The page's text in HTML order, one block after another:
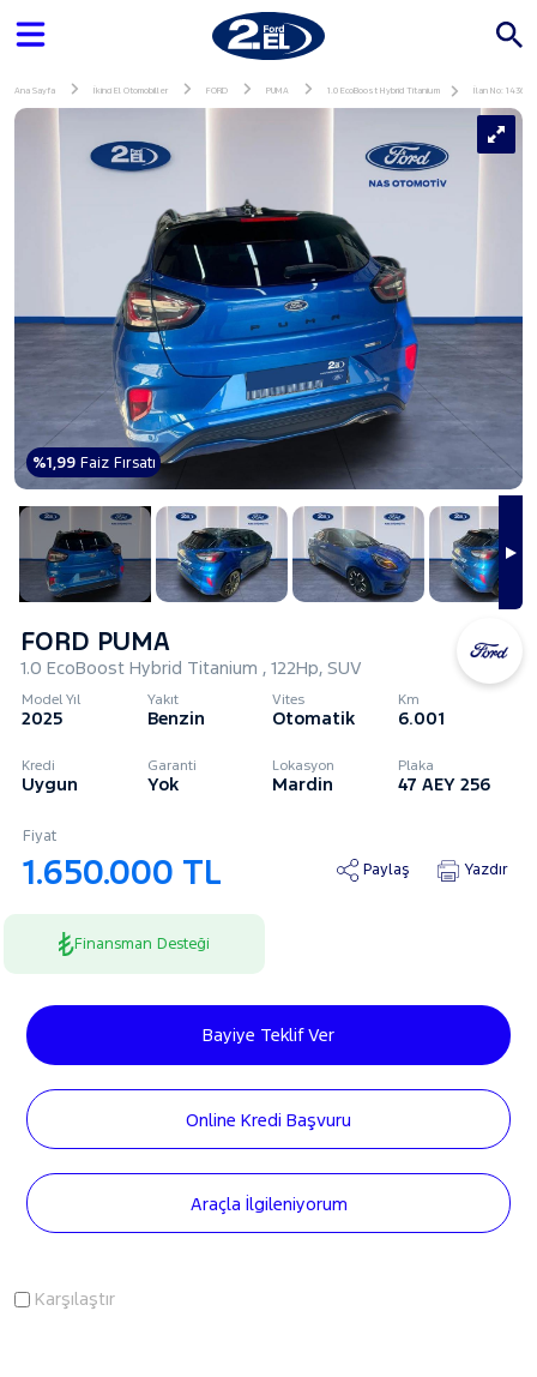
Ana Sayfa İkinci El Otomobiller FORD PUMA 1.0 EcoBoost Hybrid Titanium İlan No: 143678
%1,99Faiz Fırsatı
FORD PUMA
1.0 EcoBoost Hybrid Titanium , 122Hp, SUV
Model Yıl
2025
Yakıt
Benzin
Vites
Otomatik
Km
6.001
Kredi
Uygun
Garanti
Yok
Lokasyon
Mardin
Plaka
47 AEY 256
Fiyat
1.650.000 TL Paylaş Yazdır
Finansman Desteği
Bayiye Teklif Ver
Online Kredi Başvuru
Araçla İlgileniyorum
Karşılaştır